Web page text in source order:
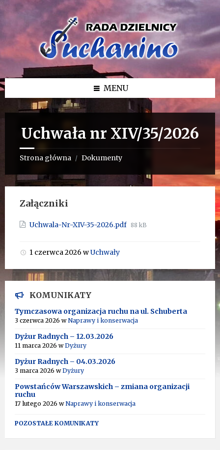
Przejdź
Przejdź
bocznego
Przejdź
MENU
Uchwała nr XIV/35/2026
Strona główna / Dokumenty
Załączniki
Uchwala-Nr-XIV-35-2026.pdf Rozmiar
88 kB
1 czerwca 2026 wUchwały
KOMUNIKATY
Tymczasowa organizacja ruchu na ul. Schuberta
3 czerwca 2026 wNaprawy i konserwacja
Dyżur Radnych – 12.03.2026
11 marca 2026 wDyżury
Dyżur Radnych – 04.03.2026
3 marca 2026 wDyżury
Powstańców Warszawskich – zmiana organizacji
ruchu
17 lutego 2026 wNaprawy i konserwacja
POZOSTAŁE KOMUNIKATY